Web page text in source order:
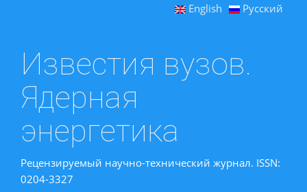
English Русский
Известия вузов.
Ядерная
энергетика
Рецензируемый научно-технический журнал. ISSN:
0204-3327